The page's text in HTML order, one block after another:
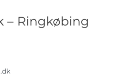
– Ringkøbing